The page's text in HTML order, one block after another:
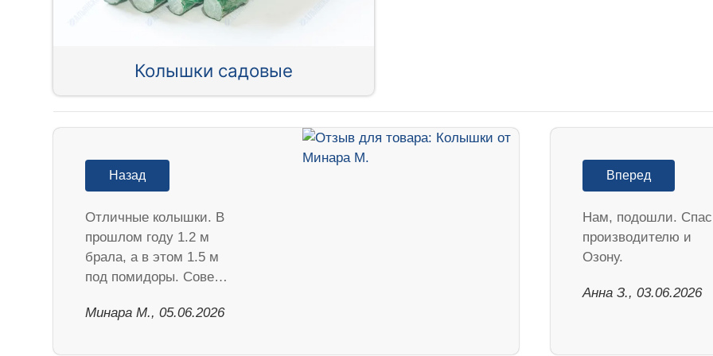
Колышки садовые
Назад
Отличные колышки. В
прошлом году 1.2 м
брала, а в этом 1.5 м
под помидоры. Сове…
Минара М., 05.06.2026
Вперед
Нам, подошли.
производителю и
Озону.
Анна З., 03.06.2026